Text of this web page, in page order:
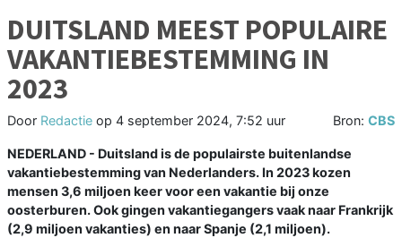
DUITSLAND MEEST POPULAIRE
VAKANTIEBESTEMMING IN
2023
Door Redactie op 4 september 2024, 7:52 uur Bron: CBS
NEDERLAND - Duitsland is de populairste buitenlandse
vakantiebestemming van Nederlanders. In 2023 kozen
mensen 3,6 miljoen keer voor een vakantie bij onze
oosterburen. Ook gingen vakantiegangers vaak naar Frankrijk
(2,9 miljoen vakanties) en naar Spanje (2,1 miljoen).